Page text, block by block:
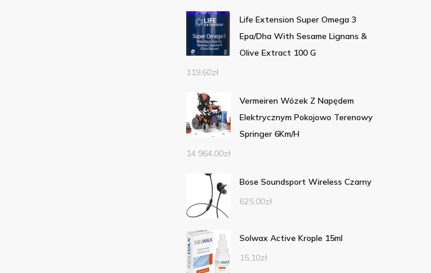
Life Extension Super Omega 3
Epa/Dha With Sesame Lignans &
Olive Extract 100 G
119,60zł
Vermeiren Wózek Z Napędem
Elektrycznym Pokojowo Terenowy
Springer 6Km/H
14 964,00zł
Bose Soundsport Wireless Czarny
625,00zł
Solwax Active Krople 15ml
15,10zł